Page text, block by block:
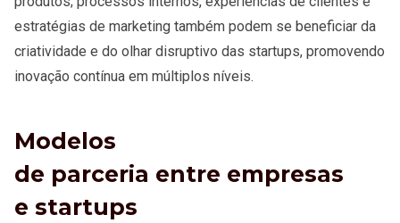
estratégias de marketing também podem se beneficiar da
criatividade e do olhar disruptivo das startups, promovendo
inovação contínua em múltiplos níveis.
Modelos
de parceria entre empresas
e startups